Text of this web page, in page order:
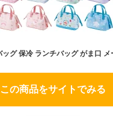
この商品をサイトでみる